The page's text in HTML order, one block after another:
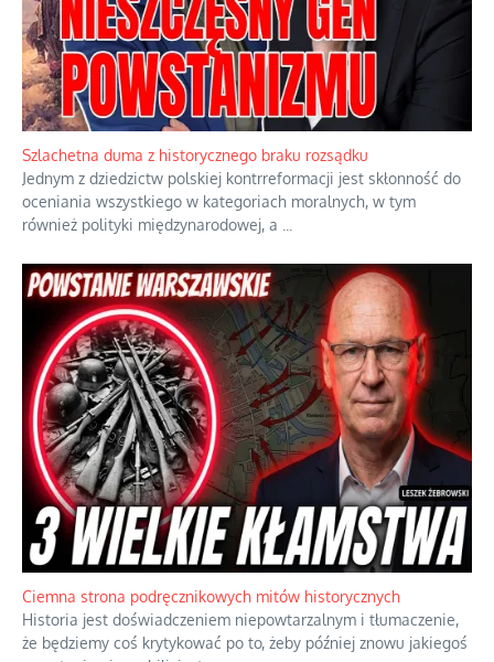
Szlachetna duma z historycznego braku rozsądku
Jednym z dziedzictw polskiej kontrreformacji jest skłonność do
oceniania wszystkiego w kategoriach moralnych, w tym
również polityki międzynarodowej, a
Ciemna strona podręcznikowych mitów historycznych
Historia jest doświadczeniem niepowtarzalnym i tłumaczenie,
że będziemy coś krytykować po to, żeby później znowu jakiegoś